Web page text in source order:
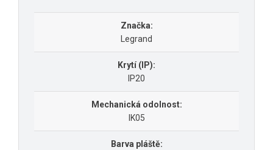
Značka:
Legrand
Krytí (IP):
IP20
Mechanická odolnost:
IK05
Barva pláště: